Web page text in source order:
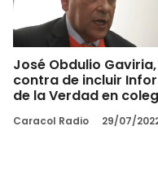
José Obdulio
contra de incluir
de la Verdad en
Caracol Radio 29/07/